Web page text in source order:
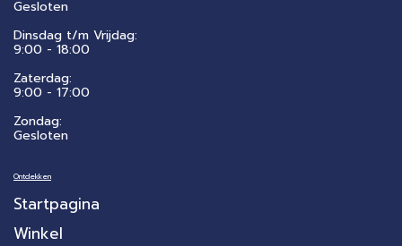
Gesloten
Dinsdag t/m Vrijdag:
9:00 - 18:00
Zaterdag:
​9:00 - 17:00
Zondag:
Gesloten
Ontdekken
Startpagina
Winkel